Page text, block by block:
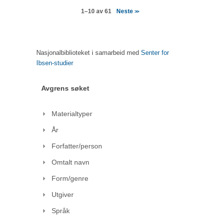
1–10 av 61 Neste>>
Nasjonalbiblioteket i samarbeid med Senter for
Ibsen-studier
Avgrens søket
Materialtyper
År
Forfatter/person
Omtalt navn
Form/genre
Utgiver
Språk